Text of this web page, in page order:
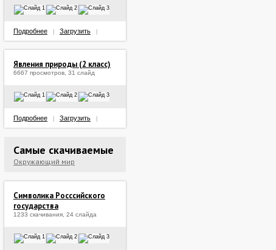
Подробнее Загрузить
Явления природы (2 класс)
6667 просмотров, 31 слайд
Подробнее Загрузить
Самые скачиваемые
Окружающий мир
Символика Росссийского
государства
1233 скачивания, 24 слайда